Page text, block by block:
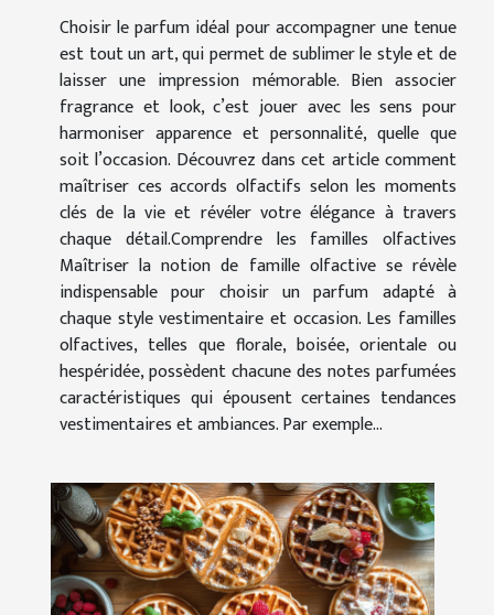
Choisir le parfum idéal pour accompagner une tenue
est tout un art, qui permet de sublimer le style et de
laisser une impression mémorable. Bien associer
fragrance et look, c’est jouer avec les sens pour
harmoniser apparence et personnalité, quelle que
soit l’occasion. Découvrez dans cet article comment
maîtriser ces accords olfactifs selon les moments
clés de la vie et révéler votre élégance à travers
chaque détail.Comprendre les familles olfactives
Maîtriser la notion de famille olfactive se révèle
indispensable pour choisir un parfum adapté à
chaque style vestimentaire et occasion. Les familles
olfactives, telles que florale, boisée, orientale ou
hespéridée, possèdent chacune des notes parfumées
caractéristiques qui épousent certaines tendances
vestimentaires et ambiances. Par exemple...